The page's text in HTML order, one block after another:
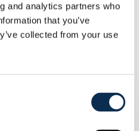
and analytics partners who
that you’ve
collected from your use
ici », confie Mofokeng
« C’est un rêve de pouvoir
disputer les tours
L’année écoulée
dans ma carrière.
ici en tant que joueur.